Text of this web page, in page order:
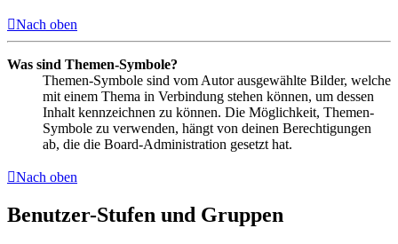
Nach oben
Was sind Themen-Symbole?
Themen-Symbole sind vom Autor ausgewählte Bilder, welche
mit einem Thema in Verbindung stehen können, um dessen
Inhalt kennzeichnen zu können. Die Möglichkeit, Themen-
Symbole zu verwenden, hängt von deinen Berechtigungen
ab, die die Board-Administration gesetzt hat.
Nach oben
Benutzer-Stufen und Gruppen